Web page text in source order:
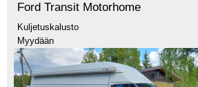
Ford Transit Motorhome
Kuljetuskalusto
Myydään